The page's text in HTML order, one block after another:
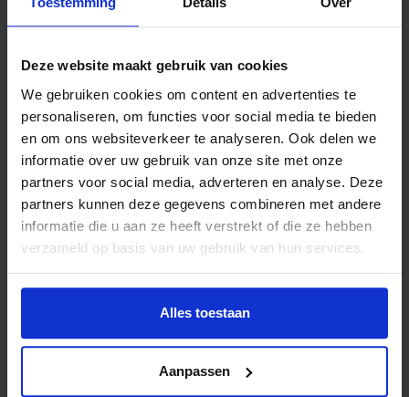
Deze website maakt gebruik van cookies
We gebruiken cookies om content en advertenties te
personaliseren, om functies voor social media te bieden
en om ons websiteverkeer te analyseren. Ook delen we
informatie over uw gebruik van onze site met onze
partners voor social media, adverteren en analyse. Deze
partners kunnen deze gegevens combineren met andere
informatie die u aan ze heeft verstrekt of die ze hebben
verzameld op basis van uw gebruik van hun services.
Alles toestaan
Aanpassen